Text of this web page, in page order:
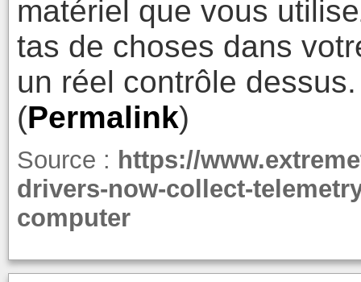
matériel que vous
tas de choses dans
un réel contrôle dessus.
(Permalink)
Source : https://
drivers-now-collect-
computer